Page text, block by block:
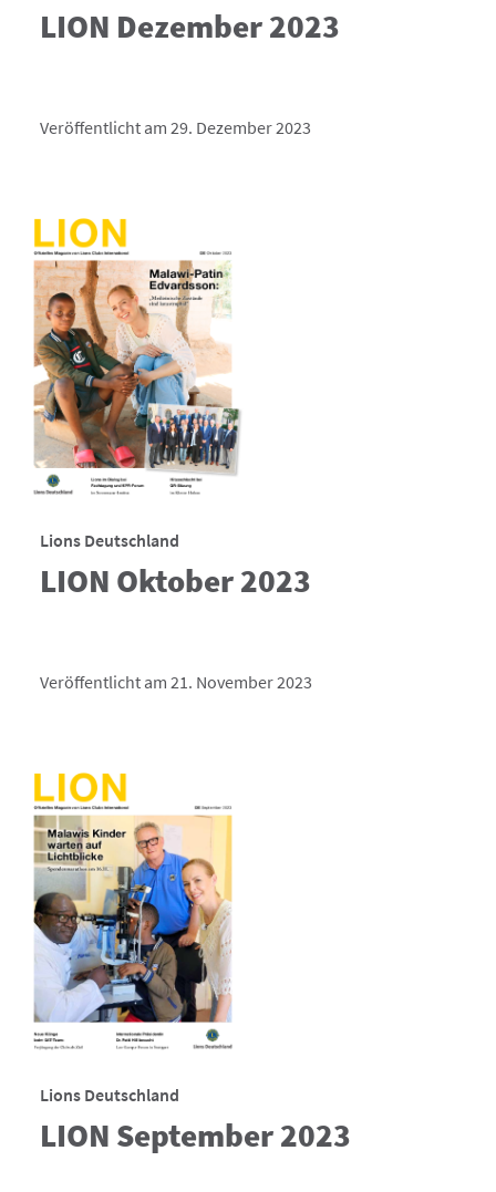
LION Dezember 2023
Veröffentlicht am 29. Dezember 2023
Lions Deutschland
LION Oktober 2023
Veröffentlicht am 21. November 2023
Lions Deutschland
LION September 2023